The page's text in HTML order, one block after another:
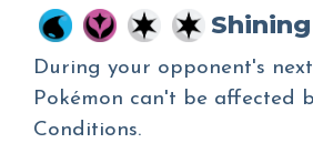
During your opponent's
Pokémon can't be affected
Conditions.